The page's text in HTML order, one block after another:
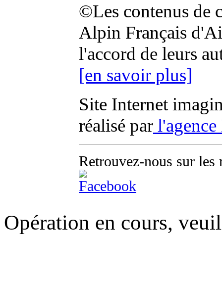
©Les contenus de
Alpin Français
l'accord de leurs
[en savoir plus]
Site Internet
réalisé par
Retrouvez-nous sur les
Opération en cours,